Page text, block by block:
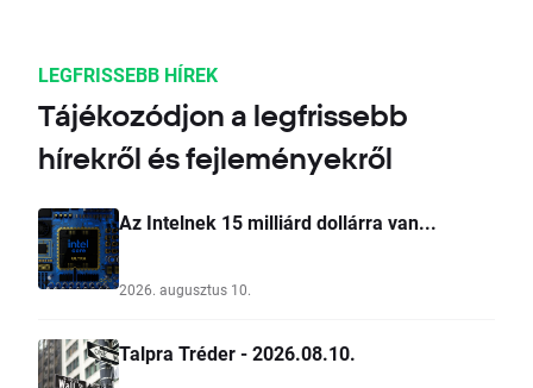
LEGFRISSEBB HÍREK
Tájékozódjon a legfrissebb
hírekről és fejleményekről
Az Intelnek 15 milliárd dollárra van...
2026. augusztus 10.
Talpra Tréder - 2026.08.10.